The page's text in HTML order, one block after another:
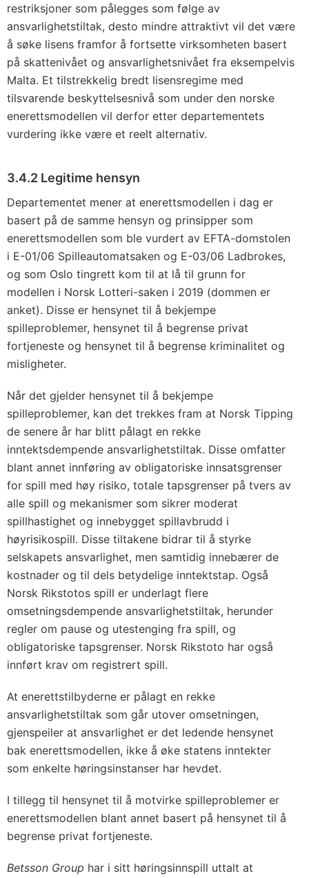
restriksjoner som pålegges som følge av
ansvarlighetstiltak, desto mindre attraktivt vil det være
å søke lisens framfor å fortsette virksomheten basert
på skattenivået og ansvarlighetsnivået fra eksempelvis
Malta. Et tilstrekkelig bredt lisensregime med
tilsvarende beskyttelsesnivå som under den norske
enerettsmodellen vil derfor etter departementets
vurdering ikke være et reelt alternativ.
3.4.2 Legitime hensyn
Departementet mener at enerettsmodellen i dag er
basert på de samme hensyn og prinsipper som
enerettsmodellen som ble vurdert av EFTA-domstolen
i E-01/06 Spilleautomatsaken og E-03/06 Ladbrokes,
og som Oslo tingrett kom til at lå til grunn for
modellen i Norsk Lotteri-saken i 2019 (dommen er
anket). Disse er hensynet til å bekjempe
spilleproblemer, hensynet til å begrense privat
fortjeneste og hensynet til å begrense kriminalitet og
misligheter.
Når det gjelder hensynet til å bekjempe
spilleproblemer, kan det trekkes fram at Norsk Tipping
de senere år har blitt pålagt en rekke
inntektsdempende ansvarlighetstiltak. Disse omfatter
blant annet innføring av obligatoriske innsatsgrenser
for spill med høy risiko, totale tapsgrenser på tvers av
alle spill og mekanismer som sikrer moderat
spillhastighet og innebygget spillavbrudd i
høyrisikospill. Disse tiltakene bidrar til å styrke
selskapets ansvarlighet, men samtidig innebærer de
kostnader og til dels betydelige inntektstap. Også
Norsk Rikstotos spill er underlagt flere
omsetningsdempende ansvarlighetstiltak, herunder
regler om pause og utestenging fra spill, og
obligatoriske tapsgrenser. Norsk Rikstoto har også
innført krav om registrert spill.
At enerettstilbyderne er pålagt en rekke
ansvarlighetstiltak som går utover omsetningen,
gjenspeiler at ansvarlighet er det ledende hensynet
bak enerettsmodellen, ikke å øke statens inntekter
som enkelte høringsinstanser har hevdet.
I tillegg til hensynet til å motvirke spilleproblemer er
enerettsmodellen blant annet basert på hensynet til å
begrense privat fortjeneste.
Betsson Group har i sitt høringsinnspill uttalt at